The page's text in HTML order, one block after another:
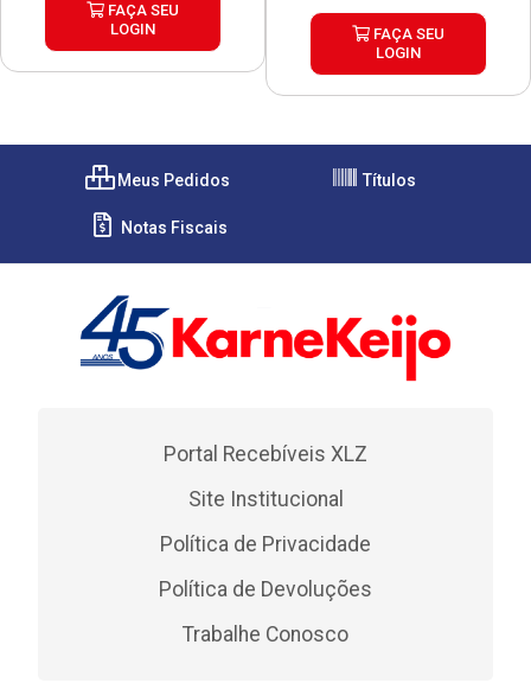
FAÇA SEU
LOGIN
FAÇA SEU
LOGIN
Meus Pedidos Títulos
Notas Fiscais
Portal Recebíveis XLZ
Site Institucional
Política de Privacidade
Política de Devoluções
Trabalhe Conosco